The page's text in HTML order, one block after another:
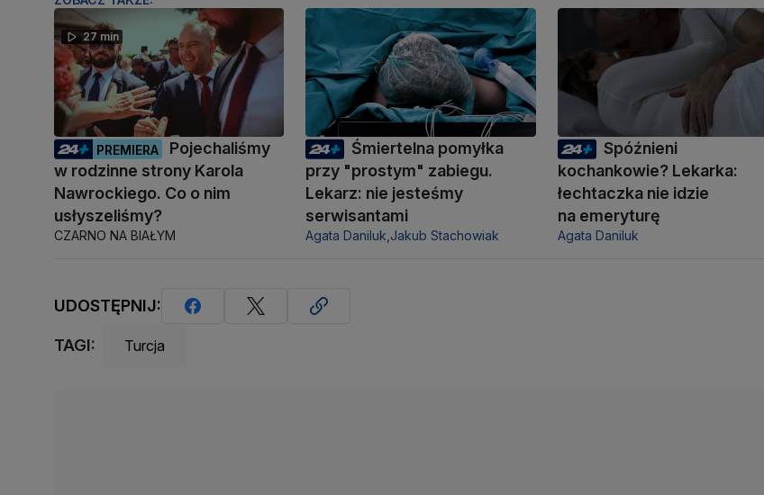
27 min
PREMIERA
Pojechaliśmy
w rodzinne strony Karola
Nawrockiego. Co o nim
usłyszeliśmy?
CZARNO NA BIAŁYM
Śmiertelna pomyłka
przy "prostym" zabiegu.
Lekarz: nie jesteśmy
serwisantami
Agata Daniluk, Jakub Stachowiak
Spóźnieni
kochankowie? Lekarka:
łechtaczka nie idzie
na emeryturę
Agata Daniluk
UDOSTĘPNIJ:
TAGI: Turcja